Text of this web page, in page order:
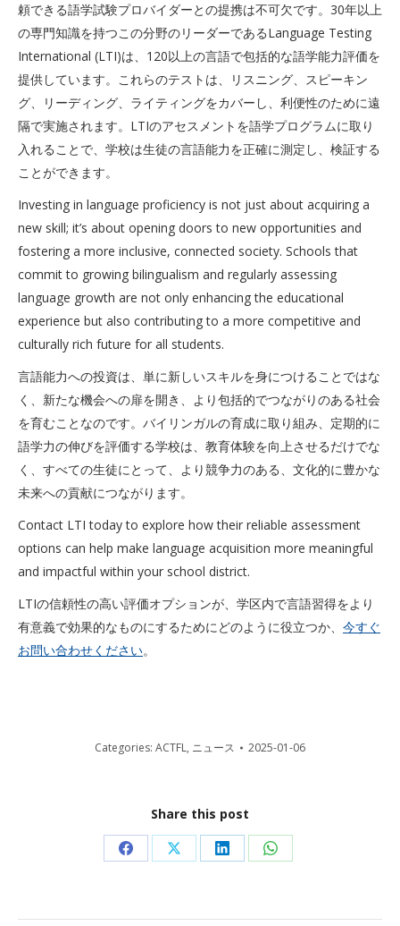
頼できる語学試験プロバイダーとの提携は不可欠です。30年以上
の専門知識を持つこの分野のリーダーであるLanguage Testing
International (LTI)は、120以上の言語で包括的な語学能力評価を
提供しています。これらのテストは、リスニング、スピーキン
グ、リーディング、ライティングをカバーし、利便性のために遠
隔で実施されます。LTIのアセスメントを語学プログラムに取り
入れることで、学校は生徒の言語能力を正確に測定し、検証する
ことができます。
Investing in language proficiency is not just about acquiring a
new skill; it’s about opening doors to new opportunities and
fostering a more inclusive, connected society. Schools that
commit to growing bilingualism and regularly assessing
language growth are not only enhancing the educational
experience but also contributing to a more competitive and
culturally rich future for all students.
言語能力への投資は、単に新しいスキルを身につけることではな
く、新たな機会への扉を開き、より包括的でつながりのある社会
を育むことなのです。バイリンガルの育成に取り組み、定期的に
語学力の伸びを評価する学校は、教育体験を向上させるだけでな
く、すべての生徒にとって、より競争力のある、文化的に豊かな
未来への貢献につながります。
Contact LTI today to explore how their reliable assessment
options can help make language acquisition more meaningful
and impactful within your school district.
LTIの信頼性の高い評価オプションが、学区内で言語習得をより
有意義で効果的なものにするためにどのように役立つか、 今すぐ
お問い合わせください。
Categories: ACTFL, ニュース 2025-01-06
Share this post
Share
Facebook
Share
X
Share
LinkedIn
Share
WhatsApp